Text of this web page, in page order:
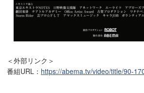
＜外部リンク＞
番組URL： https://abema.tv/video/title/90-